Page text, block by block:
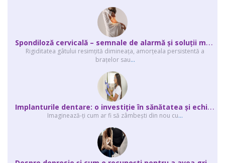
S
pondiloză cervicală – semnale de alarmă și soluții moderne chirurgie...
Rigiditatea gâtului resimțită dimineața, amorțeala persistentă a
brațelor sau...
I
mplanturile dentare: o investiție în sănătatea și echilibrul tău interior
Imaginează-ți cum ar fi să zâmbești din nou cu...